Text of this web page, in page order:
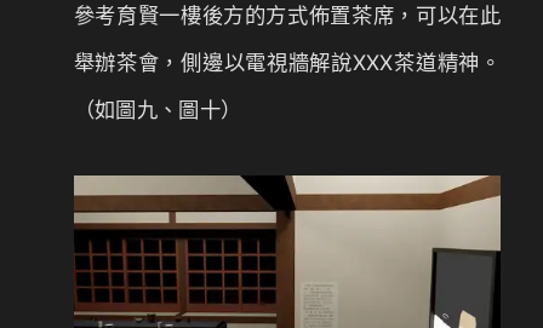
參考育賢一樓後方的方式佈置茶席，可以在此
舉辦茶會，側邊以電視牆解說XXX茶道精神。
（如圖九、圖十）